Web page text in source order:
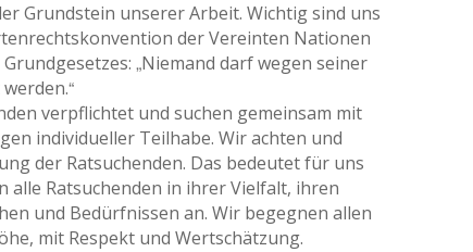
Grundstein unserer Arbeit. Wichtig sind uns
der Vereinten Nationen
„Niemand darf wegen seiner
verpflichtet und suchen gemeinsam mit
individueller Teilhabe. Wir achten und
der Ratsuchenden. Das bedeutet für uns
alle Ratsuchenden in ihrer Vielfalt, ihren
und Bedürfnissen an. Wir begegnen allen
mit Respekt und Wertschätzung.